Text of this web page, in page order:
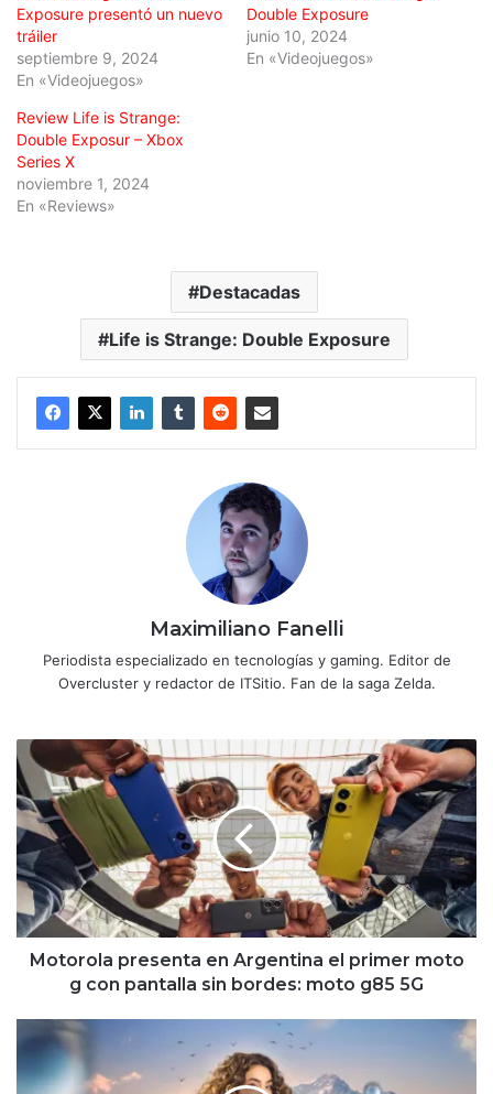
Exposure presentó un nuevo
tráiler
septiembre 9, 2024
En «Videojuegos»
Double Exposure
junio 10, 2024
En «Videojuegos»
Review Life is Strange:
Double Exposur – Xbox
Series X
noviembre 1, 2024
En «Reviews»
Destacadas
Life is Strange: Double Exposure
Maximiliano Fanelli
Periodista especializado en tecnologías y gaming. Editor de
Overcluster y redactor de ITSitio. Fan de la saga Zelda.
Motorola
presenta
en
Argentina
el
primer
moto
g
con
pantalla
5G
Motorola presenta en Argentina el primer moto
g con pantalla sin bordes: moto g85 5G
Selenkay,
nueva